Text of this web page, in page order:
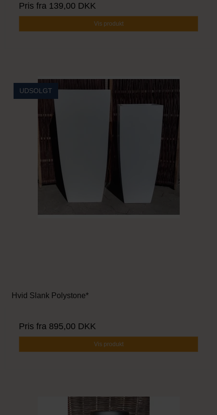
Pris fra 139,00 DKK
Vis produkt
UDSOLGT
Hvid Slank Polystone*
Pris fra 895,00 DKK
Vis produkt